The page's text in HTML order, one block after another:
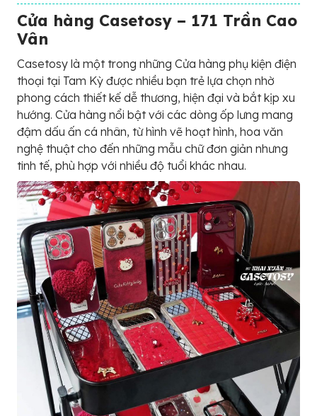
Cửa hàng Casetosy – 171 Trần Cao
Vân
Casetosy là một trong những Cửa hàng phụ kiện điện
thoại tại Tam Kỳ được nhiều bạn trẻ lựa chọn nhờ
phong cách thiết kế dễ thương, hiện đại và bắt kịp xu
hướng. Cửa hàng nổi bật với các dòng ốp lưng mang
đậm dấu ấn cá nhân, từ hình vẽ hoạt hình, hoa văn
nghệ thuật cho đến những mẫu chữ đơn giản nhưng
tinh tế, phù hợp với nhiều độ tuổi khác nhau.